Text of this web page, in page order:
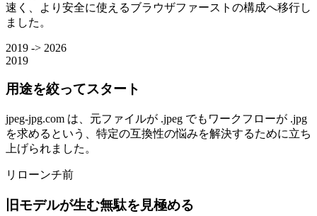
速く、より安全に使えるブラウザファーストの構成へ移行し
ました。
2019 -> 2026
2019
用途を絞ってスタート
jpeg-jpg.com は、元ファイルが .jpeg でもワークフローが .jpg
を求めるという、特定の互換性の悩みを解決するために立ち
上げられました。
リローンチ前
旧モデルが生む無駄を見極める